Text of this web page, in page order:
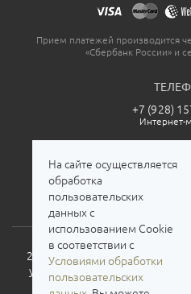
Прием платежей производится
«Сбербанк России» и
+7 (928)
Интернет-
МЫ В
2026. Все права защищены.
условия их приобретения
На сайте осуществляется
обработка
пользовательских
данных с
использованием Cookie
в соответствии с
Условиями обработки
пользовательских